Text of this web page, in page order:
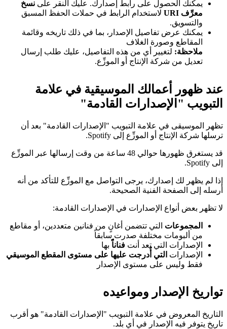
يمكنك الحصول على رابط إصدارك. عليك النقر على نسخ
معرِّف URI
لاستخدام الرابط في حملات الحفظ المسبق
والتسويق.
يمكنك عرض تفاصيل الإصدار، بما في ذلك تاريخه وقائمة
المقاطع وصورة الغلاف
ملاحظة: لتغيير أي من هذه التفاصيل، عليك طلب إرسال
تعديل من شركة الإنتاج أو الموزِّع.
عند ظهور أعمالك الموسيقية في علامة
التبويب "الإصدارات القادمة"
تظهر الموسيقى في علامة التبويب "الإصدارات القادمة" بعد أن
ترسلها شركة الإنتاج أو الموزِّع إلى Spotify.
قد يستغرق ظهورها حوالي 48 ساعة من وقت إرسالها عبر الموزِّع
إلى Spotify.
إذا لم يظهر لك إصدارك، يرجى التواصل مع الموزِّع للتأكد من أنه
أرسله إلى الصفحة الفنية الصحيحة.
لا تظهر بعض أنواع الإصدارات في الإصدارات القادمة:
المجموعات التي تتضمن أغانٍ من فنانين متعددين، أو مقاطع
من ألبومات مختلفة صدرت سابقاً
الإصدارات التي تعد أنت فناناًً بها
الإصدارات التي أُدرجت عليها على مستوى المقطع الموسيقي
فقط وليس على مستوى الإصدار
تواريخ الإصدار ومواعيده
التاريخ المعروض في علامة التبويب "الإصدارات القادمة" هو أقرب
تاريخ يتوفر فيه الإصدار في أي بلد.